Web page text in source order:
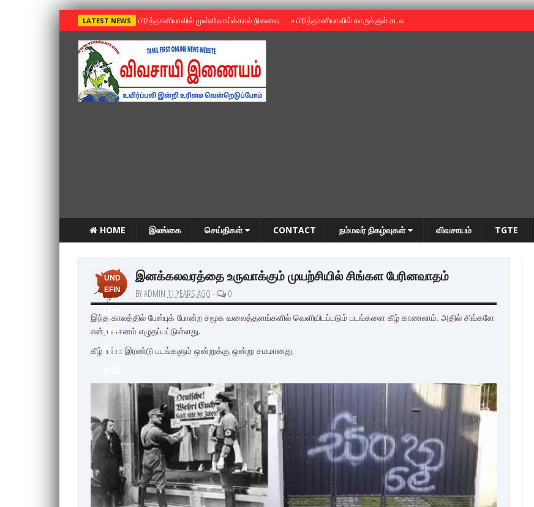
LATEST NEWS »பிரித்தானியாவில் முள்ளிவாய்க்கால் நினைவு »பிரித்தானியாவில் காருக்குள் சடலம் -தமிழருடையதா ?
HOME இலங்கை செய்திகள் CONTACT நம்மவர் நிகழ்வுகள் விவசாயம் TGTE
UND
EFIN
ED
de
fin
இனக்கலவரத்தை உருவாக்கும் முயற்சியில் சிங்கள பேரினவாதம்
BY ADMIN 11 YEARS AGO - 0
இந்த காலத்தில் பேஸ்புக் போன்ற சமூக வலைத்தளங்களில் வெளியிடப்படும் படங்களை கீழ் காணலாம். அதில் சிங்களே
என்ற வசனம் எழுதப்பட்டுள்ளது.
கீழ் உள்ள இரண்டு படங்களும் ஒன்றுக்கு ஒன்று சமமானது.